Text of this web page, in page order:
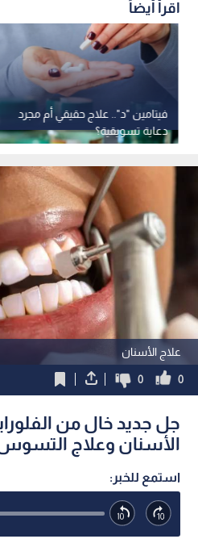
اقرأ أيضاً
فيتامين "د".. علاج حقيقي أم مجرد
دعاية تسويقية؟
علاج الأسنان
0
0
جل جديد خال من
الأسنان وعلاج
استمع للخبر: